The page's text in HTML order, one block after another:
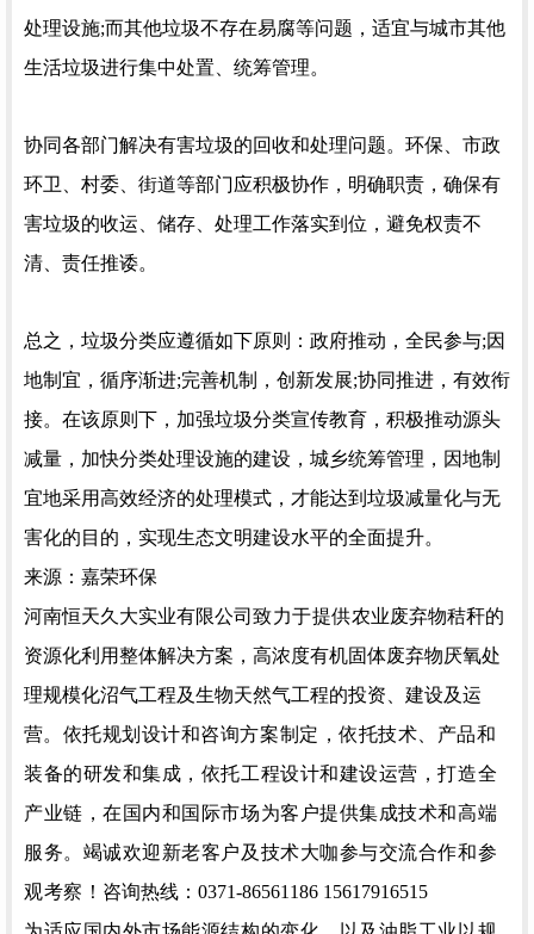
处理设施;而其他垃圾不存在易腐等问题，适宜与城市其他
生活垃圾进行集中处置、统筹管理。
协同各部门解决有害垃圾的回收和处理问题。环保、市政
环卫、村委、街道等部门应积极协作，明确职责，确保有
害垃圾的收运、储存、处理工作落实到位，避免权责不
清、责任推诿。
总之，垃圾分类应遵循如下原则：政府推动，全民参与;因
地制宜，循序渐进;完善机制，创新发展;协同推进，有效衔
接。在该原则下，加强垃圾分类宣传教育，积极推动源头
减量，加快分类处理设施的建设，城乡统筹管理，因地制
宜地采用高效经济的处理模式，才能达到垃圾减量化与无
害化的目的，实现生态文明建设水平的全面提升。
来源：嘉荣环保
河南恒天久大实业有限公司 致力于提供农业废弃物秸秆的
资源化利用整体解决方案，高浓度有机固体废弃物厌氧处
理规模化沼气工程及生物天然气工程的投资、建设及运
营。依托规划设计和咨询方案制定，依托技术、产品和
装备的研发和集成，依托工程设计和建设运营，打造全
产业链，在国内和国际市场为客户提供集成技术和高端
服务。竭诚欢迎新老客户及技术大咖参与交流合作和参
观考察！ 咨询热线：0371-86561186 15617916515